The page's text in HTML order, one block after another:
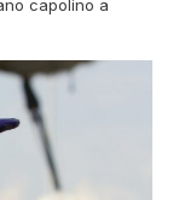
capolino a